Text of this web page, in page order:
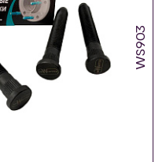
WS903